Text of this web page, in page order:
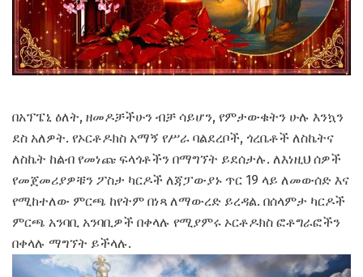
በአፕፔኒ ዕለት, ዘመዶቻችሁን ብቻ ሳይሆን, የምታውቁትን ሁሉ እንኳን
ደስ አለዎት. የኦርቶዶክስ አማኝ የሥራ ባልደረቦች, ጎረቤቶች ለስኬትና
ለስኬት ከልብ የመነጩ ፍላጎቶችን በማግኘት ይደሰታሉ. ለእነዚህ ሰዎች
የመጀመሪያዎቹን ፖስታ ካርዶች ለጃፓውያኑ ጥር 19 ላይ ለመውሰድ እና
የሚከተለው ምርጫ ከየትም በነጻ ለማውረድ ይረዳል. በሰላምታ ካርዶች
ምርጫ አንባቢ አንባቢዎች በቀላሉ የሚያምሩ ኦርቶዶክስ ፎቶግራፎችን
በቀላሉ ማግኘት ይችላሉ.